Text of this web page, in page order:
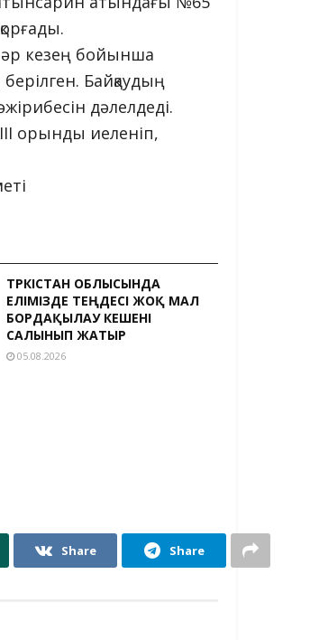
әр кезең бойынша
Байқаудың
дәлелдеді.
орынды иеленіп,
ТҮРКІСТАН ОБЛЫСЫНДА
ЕЛІМІЗДЕ ТЕҢДЕСІ ЖОҚ МАЛ
БОРДАҚЫЛАУ КЕШЕНІ
САЛЫНЫП ЖАТЫР
05.08.2026
Share Share